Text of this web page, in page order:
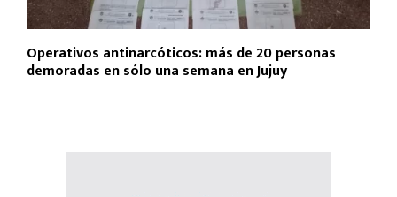
Operativos antinarcóticos: más de 20 personas
demoradas en sólo una semana en Jujuy